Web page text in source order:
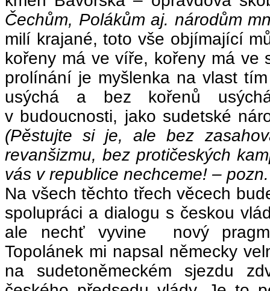
Čechům, Polákům aj. národům
milí krajané, toto vše objímající
kořeny má ve víře, kořeny má ve
prolínání je myšlenka na vlast
usýchá a bez kořenů
v budoucnosti, jako sudetské
(Pěstujte si je, ale bez
revanšizmu, bez protičeských
vás v republice nechceme! –
Na všech těchto třech věcech
spolupráci a dialogu s českou
ale nechť vyvine nový
Topolánek mi napsal německy
na sudetoněmeckém sjezdu